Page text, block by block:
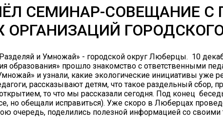
СЕМИНАР-СОВЕЩАНИЕ С
ОРГАНИЗАЦИЙ
и Умножай» - городской округ Люберцы. 10
образования» прошло знакомство с ответственными
и узнали, какие экологические инициативы уже
рассказывают детям, что такое раздельный сбор,
то что мы рассказали сегодня. Под конец
но обещали исправиться). Уже скоро в Люберцах
очередь, поделились полезной информацией со